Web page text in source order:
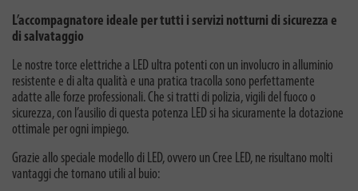
L’accompagnatore ideale per tutti i servizi notturni di sicurezza e
di salvataggio
Le nostre torce elettriche a LED ultra potenti con un involucro in alluminio
resistente e di alta qualità e una pratica tracolla sono perfettamente
adatte alle forze professionali. Che si tratti di polizia, vigili del fuoco o
sicurezza, con l’ausilio di questa potenza LED si ha sicuramente la dotazione
ottimale per ogni impiego.
Grazie allo speciale modello di LED, ovvero un Cree LED, ne risultano molti
vantaggi che tornano utili al buio: